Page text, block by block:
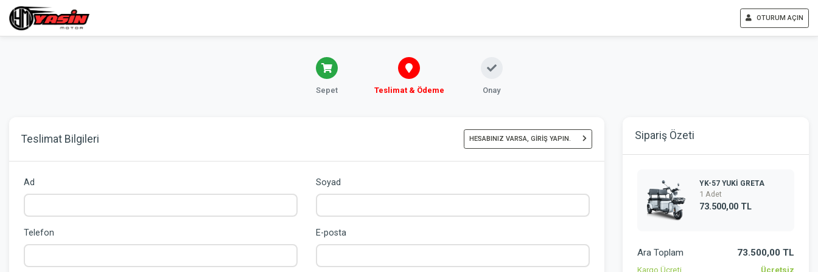
OTURUM AÇIN
Sepet Teslimat & Ödeme Onay
Teslimat Bilgileri HESABINIZ VARSA, GIRIŞ YAPIN.
Ad Soyad
Telefon E-posta
Sipariş Özeti
YK-57 YUKİ GRETA
1 Adet
73.500,00 TL
Ara Toplam 73.500,00 TL
Kargo Ücreti Ücretsiz